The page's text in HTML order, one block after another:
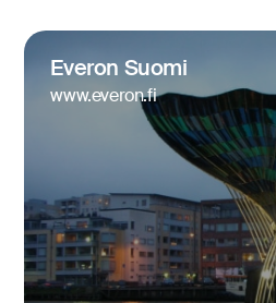
Everon Suomi
www.everon.fi